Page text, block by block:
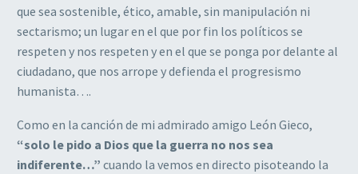
que sea sostenible, ético, amable, sin manipulación ni
sectarismo; un lugar en el que por fin los políticos se
respeten y nos respeten y en el que se ponga por delante al
ciudadano, que nos arrope y defienda el progresismo
humanista….
Como en la canción de mi admirado amigo León Gieco,
“solo le pido a Dios que la guerra no nos sea
indiferente…” cuando la vemos en directo pisoteando la